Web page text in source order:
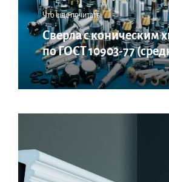
Что еще почитать:
Сверла с коническим
по ГОСТ 10903-77